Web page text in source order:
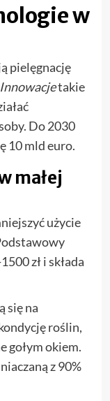
w
pielęgnację
Innowacjetakie
Do 2030
10 mld euro.
małej
użycie
zł i składa
się na
roślin,
gołym okiem.
z 90%